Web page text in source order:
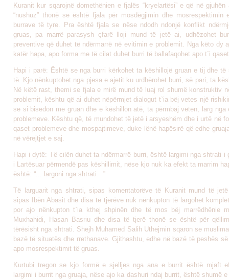
Kuranit kur sqarojnë domethënien e fjalës “kryelartësi” e që në gjuhën
“nushuz” thonë se është fjala për mosdëgjimin dhe mosrespektimin
burrave të tyre. Pra është fjala se nëse ndodh ndonjë konflikt
gruas, pa marrë parasysh çfarë lloji mund të jetë ai, udhëzohet
preventive që duhet të ndërmarrë në evitimin e problemit. Nga këto dy
katër hapa, apo forma me të cilat duhet burri të ballafaqohet apo t`i
Hapi i parë: Është se nga burri kërkohet ta këshillojë gruan e tij dhe të
të. Kjo nënkuptohet nga pjesa e ajetit ku urdhërohet burri, së pari, ta
Në këtë rast, themi se fjala e mirë mund të luaj rol shumë konstruktiv
problemit, kështu që ai duhet nëpërmjet dialogut t`ia bëj vetes një
se si bisedon me gruan dhe e këshillon atë, ta përmbaj veten, larg nga
problemeve. Kështu që, të mundohet të jetë i arsyeshëm dhe i urtë në
qaset problemeve dhe mospajtimeve, duke lënë hapësirë që edhe
në vërejtjet e saj.
Hapi i dytë: Të cilën duhet ta ndërmarrë burri, është largimi nga shtrati i
i Lartësuar përmendë pas këshillimit, nëse kjo nuk ka efekt ta marrim
është: “... largoni nga shtrati…”
Të larguarit nga shtrati, sipas komentatorëve të Kuranit mund të
sipas Ibën Abasit dhe disa të tjerëve nuk nënkupton të largohet
por ajo nënkupton t`ia kthej shpinën dhe të mos bëj marrëdhënie
Muxhahidi, Hasan Basriu dhe disa të tjerë thonë se është për
tërësisht nga shtrati. Shejh Muhamed Salih Uthejmin sqaron se
bazë të situatës dhe rrethanave. Gjithashtu, edhe në bazë të peshës
apo mosrespektimit të gruas.
Kurtubi tregon se kjo formë e sjelljes nga ana e burrit është mjaft
largimi i burrit nga gruaja, nëse ajo ka dashuri ndaj burrit, është shumë